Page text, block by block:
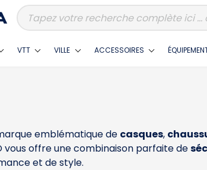
VTT VILLE ACCESSOIRES
emblématique de casques,
vous offre une combinaison parfaite de
et de style.